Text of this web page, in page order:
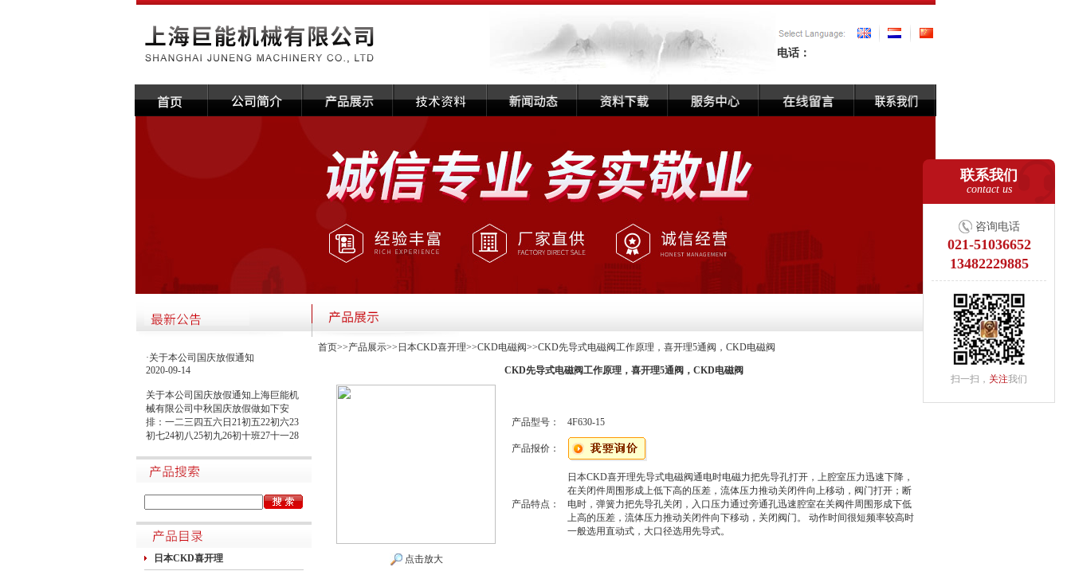
电话：
联系我们
contact us
咨询电话
021-51036652
13482229885
扫一扫， 关注我们
·关于本公司国庆放假通知
2020-09-14
关于本公司国庆放假通知上海巨能机
械有限公司中秋国庆放假做如下安
排：一二三四五六日21初五22初六23
初七24初八25初九26初十班27十一28
十二29十三30十四假1国庆节假2十六
假3十七假4十八假5十九假6二十假7
廿一假8廿二9廿三班10廿四11廿五10
日（星期日）、10月10日（星期六）
上班。在此期间如有进口产品需要采
购的客户，为避免您的货期受到影
响，请提前安排订货事宜。高速规定
如下1.高速免费规定时间：2020年10
月1日0时-10月8日24时，共8天
日本CKD喜开理
首页>>产品展示>> 日本CKD喜开理>>CKD电磁阀>>CKD先导式电磁阀工作原理，喜开理5通阀，CKD电磁阀
CKD先导式电磁阀工作原理，喜开理5通阀，CKD电磁阀
点击放大
产品型号： 4F630-15
产品报价：
产品特点：
日本CKD喜开理先导式电磁阀通电时电磁力把先导孔打开，上腔室压力迅速下降，
在关闭件周围形成上低下高的压差，流体压力推动关闭件向上移动，阀门打开；断
电时，弹簧力把先导孔关闭，入口压力通过旁通孔迅速腔室在关阀件周围形成下低
上高的压差，流体压力推动关闭件向下移动，关闭阀门。 动作时间很短频率较高时
一般选用直动式，大口径选用先导式。